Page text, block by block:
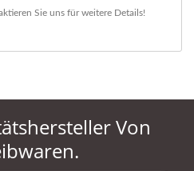
Sie uns für weitere Details!
Von